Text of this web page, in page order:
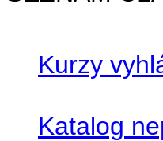
Kurzy
Katalog